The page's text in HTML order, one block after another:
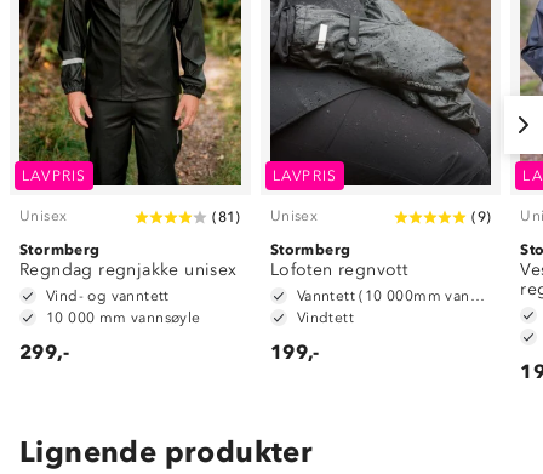
LAVPRIS
Unisex (81 )
Stormberg
Regndag regnjakke unisex
Vind- og vanntett
10 000 mm vannsøyle
299,-
LAVPRIS
Unisex (9)
Stormberg
Lofoten regnvott
Vindtett
199,-
Lignende produkter